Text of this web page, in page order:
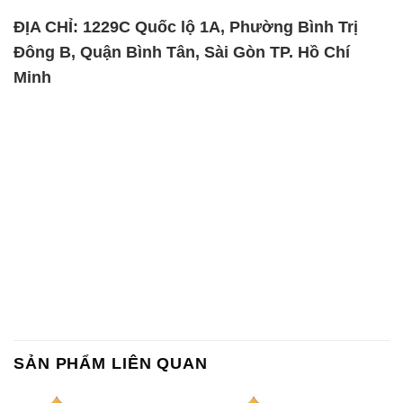
ĐỊA CHỈ: 1229C Quốc lộ 1A, Phường Bình Trị
Đông B, Quận Bình Tân, Sài Gòn TP. Hồ Chí
Minh
SẢN PHẨM LIÊN QUAN